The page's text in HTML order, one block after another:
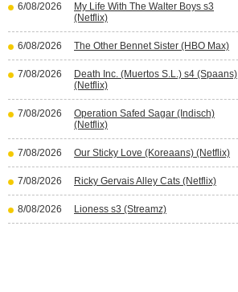
6/08/2026
My Life With The Walter Boys s3
(Netflix)
6/08/2026 The Other Bennet Sister (HBO Max)
7/08/2026
Death Inc. (Muertos S.L.) s4 (Spaans)
(Netflix)
7/08/2026
Operation Safed Sagar (Indisch)
(Netflix)
7/08/2026 Our Sticky Love (Koreaans) (Netflix)
7/08/2026 Ricky Gervais Alley Cats (Netflix)
8/08/2026 Lioness s3 (Streamz)